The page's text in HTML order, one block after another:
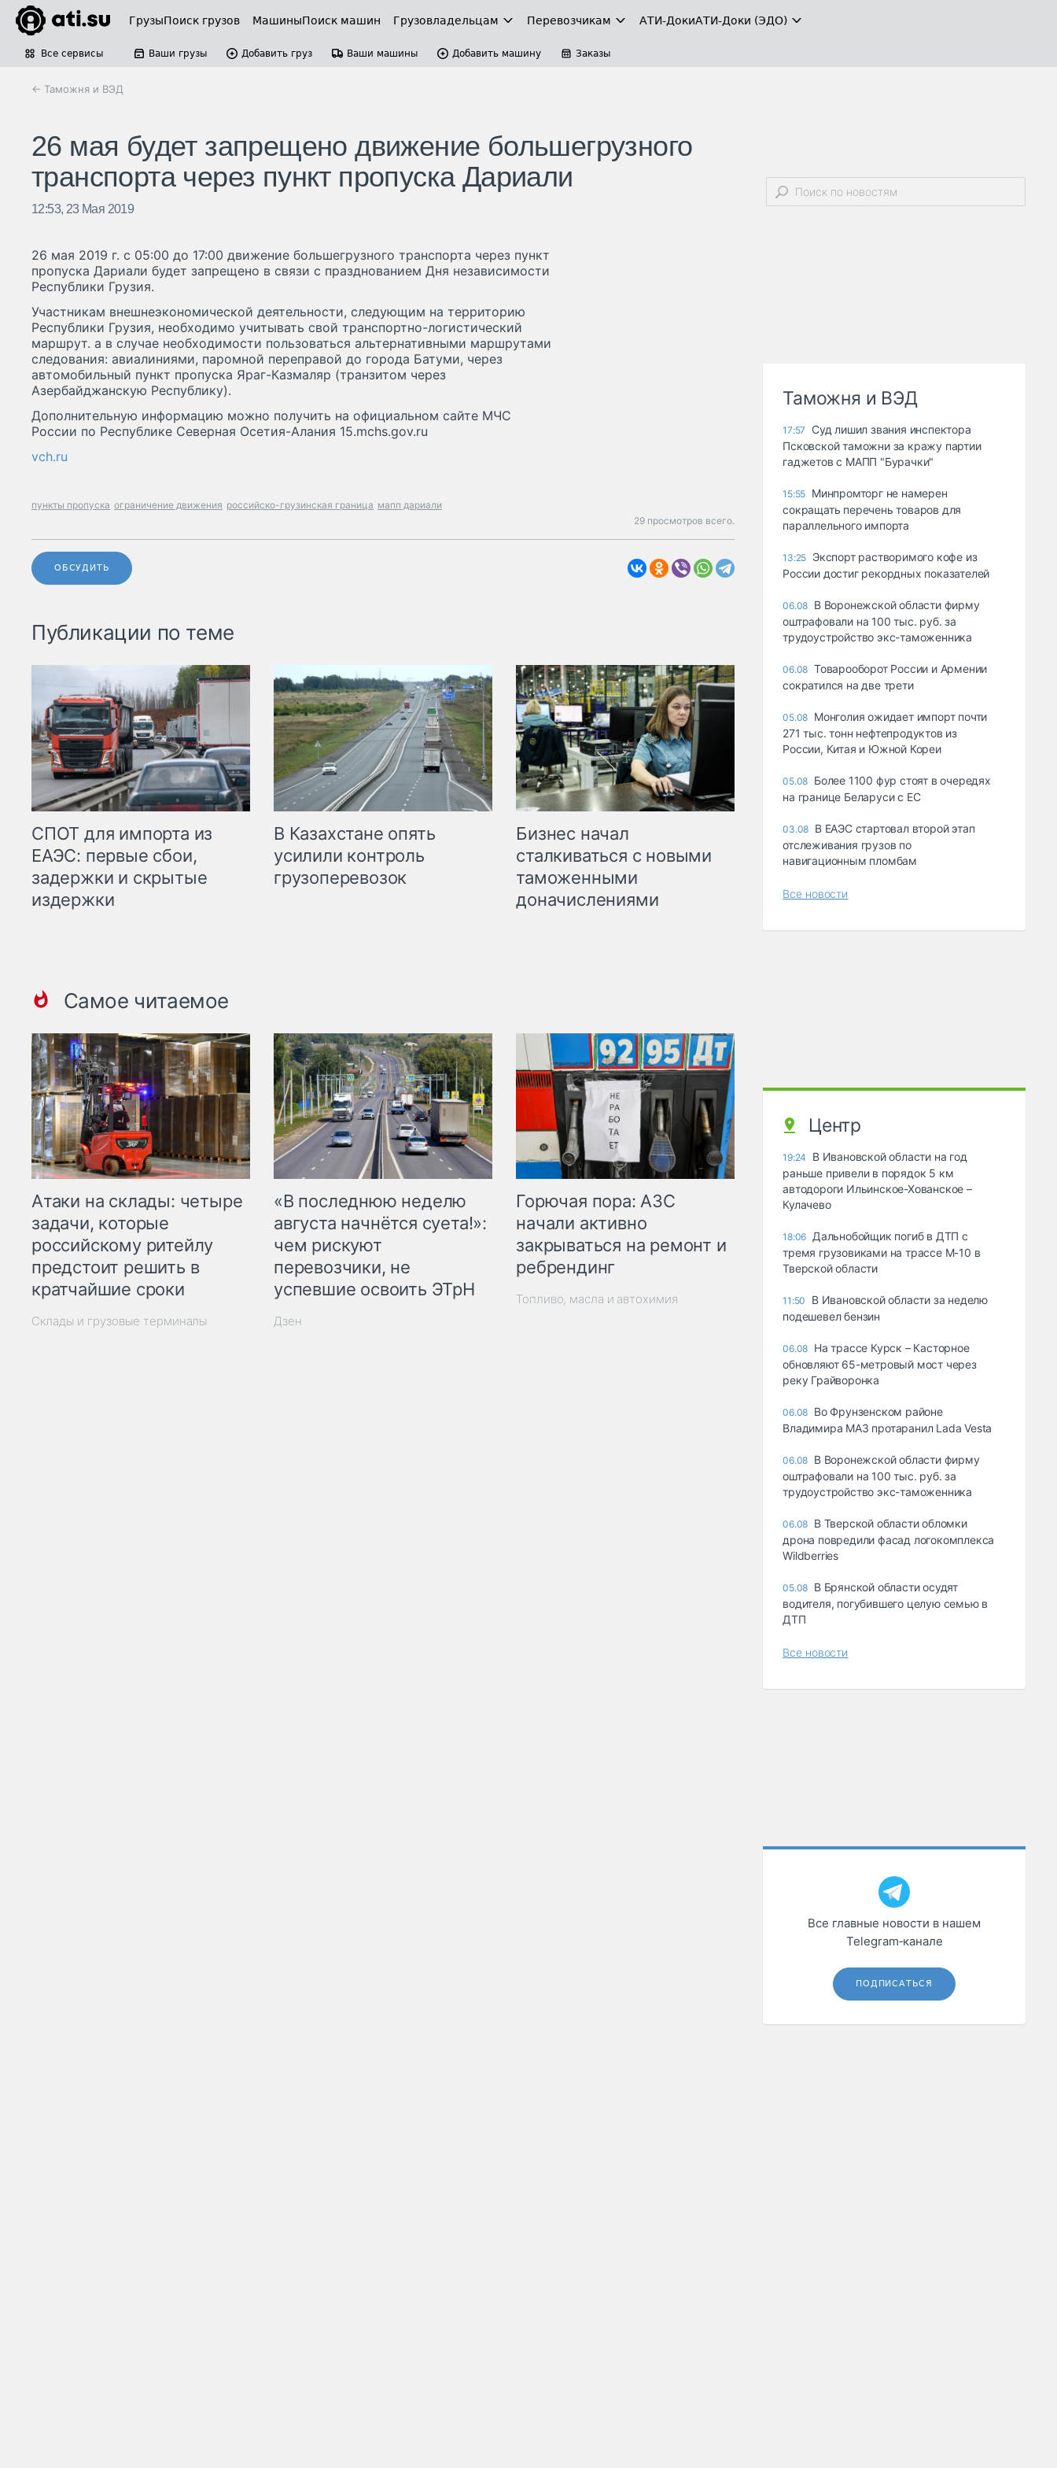
ГрузыПоиск грузов МашиныПоиск машин Грузовладельцам Перевозчикам АТИ-ДокиАТИ-Доки (ЭДО)
Все сервисы Ваши грузы Добавить груз Ваши машины Добавить машину Заказы
← Таможня и ВЭД
26 мая будет запрещено движение большегрузного
транспорта через пункт пропуска Дариали
12:53, 23 Мая 2019
26 мая 2019 г. с 05:00 до 17:00 движение большегрузного транспорта через пункт
пропуска Дариали будет запрещено в связи с празднованием Дня независимости
Республики Грузия.
Участникам внешнеэкономической деятельности, следующим на территорию
Республики Грузия, необходимо учитывать свой транспортно-логистический
маршрут. а в случае необходимости пользоваться альтернативными маршрутами
следования: авиалиниями, паромной переправой до города Батуми, через
автомобильный пункт пропуска Яраг-Казмаляр (транзитом через
Азербайджанскую Республику).
Дополнительную информацию можно получить на официальном сайте МЧС
России по Республике Северная Осетия-Алания 15.mchs.gov.ru
vch.ru
пункты пропуска ограничение движения российско-грузинская граница мапп дариали
29 просмотров всего.
ОБСУДИТЬ
Публикации по теме
СПОТ для импорта из
ЕАЭС: первые сбои,
задержки и скрытые
издержки
В Казахстане опять
усилили контроль
грузоперевозок
Бизнес начал
сталкиваться с новыми
таможенными
доначислениями
Самое читаемое
Атаки на склады: четыре
задачи, которые
российскому ритейлу
предстоит решить в
кратчайшие сроки
Склады и грузовые терминалы
«В последнюю неделю
августа начнётся суета!»:
чем рискуют
перевозчики, не
успевшие освоить ЭТрН
Дзен
Горючая пора: АЗС
начали активно
закрываться на ремонт и
ребрендинг
Топливо, масла и автохимия
Таможня и ВЭД
17:57
Суд лишил звания инспектора
Псковской таможни за кражу партии
гаджетов с МАПП "Бурачки"
15:55 Минпромторг не намерен
сокращать перечень товаров для
параллельного импорта
13:25 Экспорт растворимого кофе из
России достиг рекордных показателей
06.08 В Воронежской области фирму
оштрафовали на 100 тыс. руб. за
трудоустройство экс-таможенника
06.08 Товарооборот России и Армении
сократился на две трети
05.08 Монголия ожидает импорт почти
271 тыс. тонн нефтепродуктов из
России, Китая и Южной Кореи
05.08 Более 1100 фур стоят в очередях
на границе Беларуси с ЕС
03.08 В ЕАЭС стартовал второй этап
отслеживания грузов по
навигационным пломбам
Все новости
Центр
19:24
В Ивановской области на год
раньше привели в порядок 5 км
автодороги Ильинское-Хованское –
Кулачево
18:06 Дальнобойщик погиб в ДТП с
тремя грузовиками на трассе М-10 в
Тверской области
11:50
В Ивановской области за неделю
подешевел бензин
06.08 На трассе Курск – Касторное
обновляют 65-метровый мост через
реку Грайворонка
06.08 Во Фрунзенском районе
Владимира МАЗ протаранил Lada Vesta
06.08 В Воронежской области фирму
оштрафовали на 100 тыс. руб. за
трудоустройство экс-таможенника
06.08 В Тверской области обломки
дрона повредили фасад логокомплекса
Wildberries
05.08 В Брянской области осудят
водителя, погубившего целую семью в
ДТП
Все новости
Все главные новости в нашем
Telegram‑канале
ПОДПИСАТЬСЯ